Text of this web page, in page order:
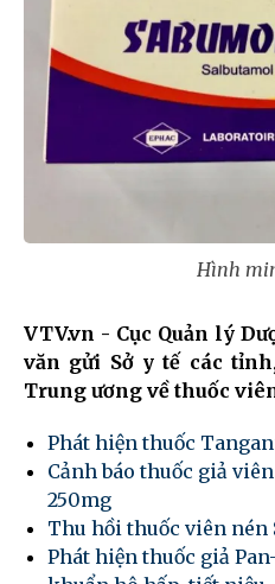
Hình
VTV.vn - Cục Quản lý
văn gửi Sở y tế các
Trung ương về thuốc
Phát hiện thuốc
Cảnh báo thuốc giả
250mg
Thu hồi thuốc viên nén
Phát hiện thuốc giả